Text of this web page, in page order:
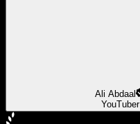
Ali Abdaal
YouTuber